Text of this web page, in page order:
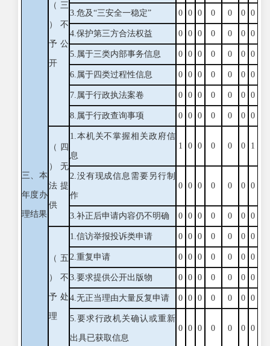
三、本
年度办
理结果
（三
）不
予公
开
3.危及“三安全一稳定” 0 0 0 0 0 0 0
4.保护第三方合法权益 0 0 0 0 0 0 0
5.属于三类内部事务信息 0 0 0 0 0 0 0
6.属于四类过程性信息 0 0 0 0 0 0 0
7.属于行政执法案卷 0 0 0 0 0 0 0
8.属于行政查询事项 0 0 0 0 0 0 0
（四
）无
法提
供
1.本机关不掌握相关政府信
息
1 0 0 0 0 0 1
2.没有现成信息需要另行制
作
0 0 0 0 0 0 0
3.补正后申请内容仍不明确 0 0 0 0 0 0 0
（五
）不
予处
理
1.信访举报投诉类申请 0 0 0 0 0 0 0
2.重复申请 0 0 0 0 0 0 0
3.要求提供公开出版物 0 0 0 0 0 0 0
4.无正当理由大量反复申请 0 0 0 0 0 0 0
5.要求行政机关确认或重新
出具已获取信息
0 0 0 0 0 0 0